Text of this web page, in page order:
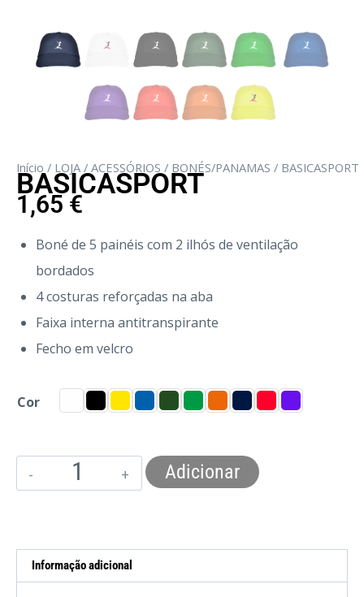
Início / LOJA / ACESSÓRIOS / BONÉS/PANAMAS / BASICASPORT
BASICASPORT
1,65 €
Boné de 5 painéis com 2 ilhós de ventilação
bordados
4 costuras reforçadas na aba
Faixa interna antitranspirante
Fecho em velcro
Cor
Adicionar
Informação adicional